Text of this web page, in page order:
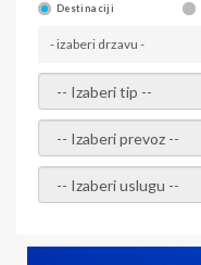
Destinaciji
- izaberi drzavu -
- izaberi tip -
- izaberi prevoz -
- Izaberite uslugu -